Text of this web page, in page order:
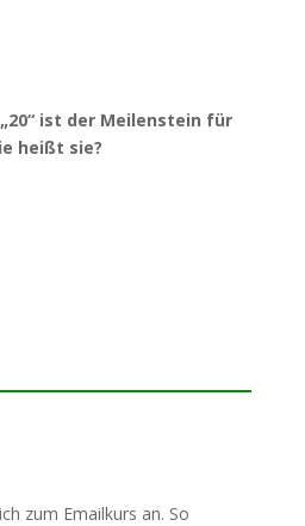
ist der Meilenstein für
heißt sie?
zum Emailkurs an. So